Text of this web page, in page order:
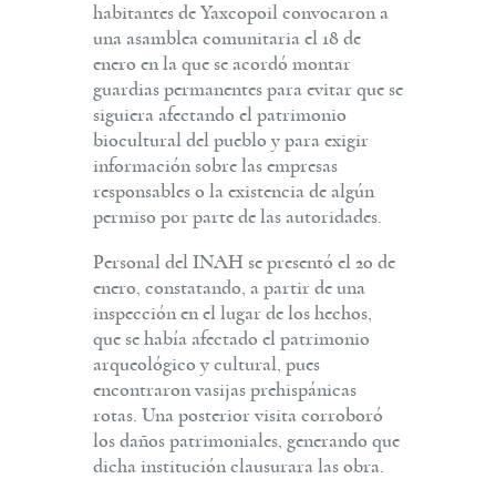
habitantes de Yaxcopoil convocaron a
una asamblea comunitaria el 18 de
enero en la que se acordó montar
guardias permanentes para evitar que se
siguiera afectando el patrimonio
biocultural del pueblo y para exigir
información sobre las empresas
responsables o la existencia de algún
permiso por parte de las autoridades.
Personal del INAH se presentó el 20 de
enero, constatando, a partir de una
inspección en el lugar de los hechos,
que se había afectado el patrimonio
arqueológico y cultural, pues
encontraron vasijas prehispánicas
rotas. Una posterior visita corroboró
los daños patrimoniales, generando que
dicha institución clausurara las obra.